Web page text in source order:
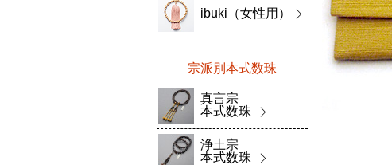
ibuki（女性用）
宗派別本式数珠
真言宗
本式数珠
浄土宗
本式数珠